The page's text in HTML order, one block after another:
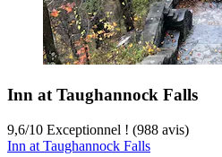
Inn at Taughannock Falls
9,6/10 Exceptionnel ! (988 avis)
Inn at Taughannock Falls